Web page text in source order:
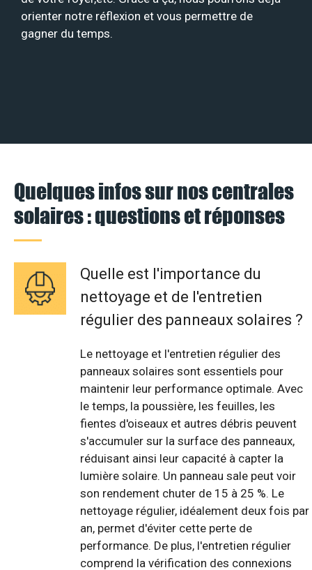
orienter notre réflexion et vous permettre de
gagner du temps.
Quelques infos sur nos centrales
solaires : questions et réponses
Quelle est l'importance du
nettoyage et de l'entretien
régulier des panneaux solaires ?
Le nettoyage et l'entretien régulier des
panneaux solaires sont essentiels pour
maintenir leur performance optimale. Avec
le temps, la poussière, les feuilles, les
fientes d'oiseaux et autres débris peuvent
s'accumuler sur la surface des panneaux,
réduisant ainsi leur capacité à capter la
lumière solaire. Un panneau sale peut voir
son rendement chuter de 15 à 25 %. Le
nettoyage régulier, idéalement deux fois par
an, permet d'éviter cette perte de
performance. De plus, l'entretien régulier
comprend la vérification des connexions